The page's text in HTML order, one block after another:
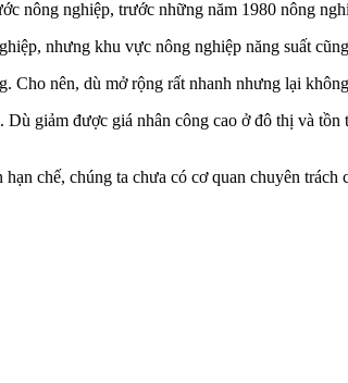
nông nghiệp, trước những năm 1980 nông
nhưng khu vực nông nghiệp năng suất
nên, dù mở rộng rất nhanh nhưng lại
giảm được giá nhân công cao ở đô thị và
chế, chúng ta chưa có cơ quan chuyên trách